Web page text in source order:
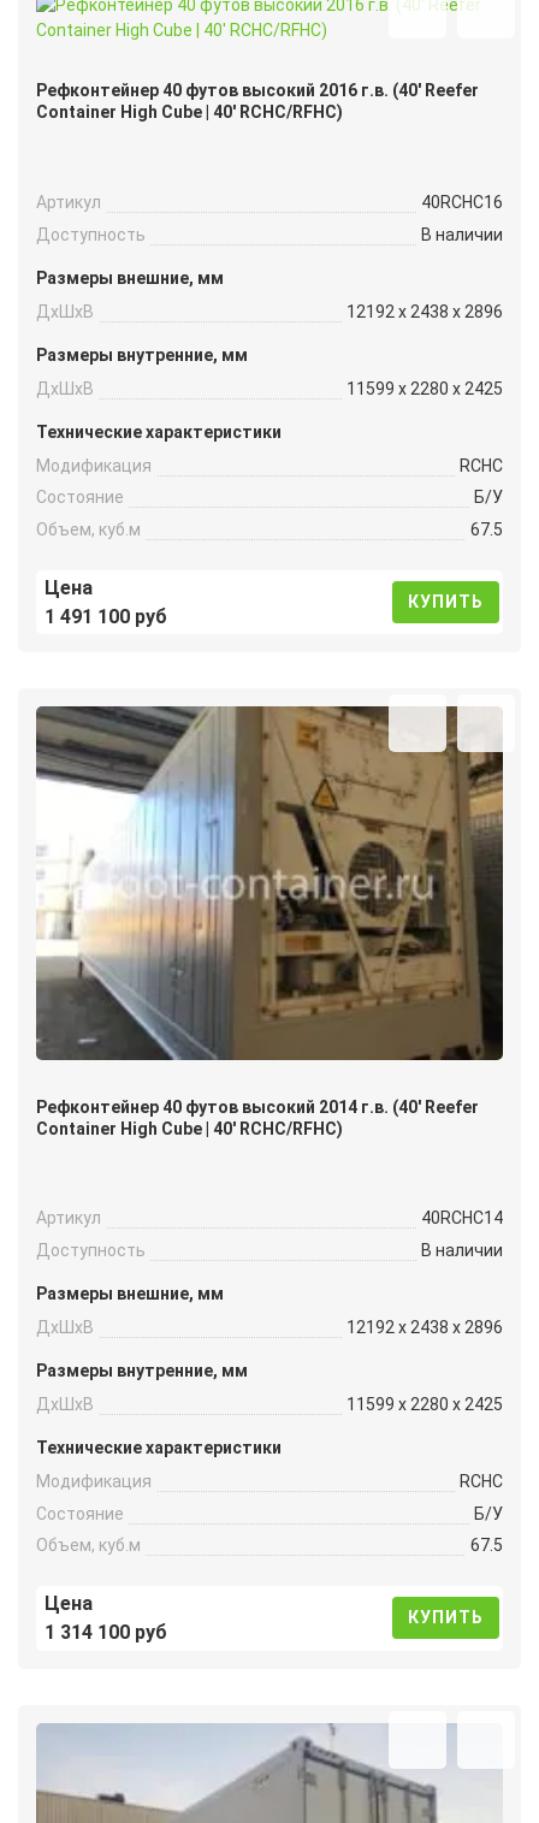
Рефконтейнер 40 футов высокий 2016 г.в. (40′ Reefer
Container High Cube | 40′ RCHC/RFHC)
Артикул
40RCHC16
Доступность
В наличии
Размеры внешние, мм
ДxШxВ
12192 x 2438 x 2896
Размеры внутренние, мм
ДxШxВ
11599 x 2280 x 2425
Технические характеристики
Модификация
RCHC
Состояние
Б/У
Объем, куб.м
67.5
Цена
1 491 100 руб
КУПИТЬ
Рефконтейнер 40 футов высокий 2014 г.в. (40′ Reefer
Container High Cube | 40′ RCHC/RFHC)
Артикул
40RCHC14
Доступность
В наличии
Размеры внешние, мм
ДxШxВ
12192 x 2438 x 2896
Размеры внутренние, мм
ДxШxВ
11599 x 2280 x 2425
Технические характеристики
Модификация
RCHC
Состояние
Б/У
Объем, куб.м
67.5
Цена
1 314 100 руб
КУПИТЬ